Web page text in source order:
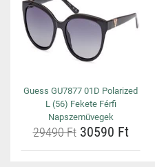
Guess GU7877 01D Polarized
L (56) Fekete Férfi
Napszemüvegek
29490 Ft30590 Ft